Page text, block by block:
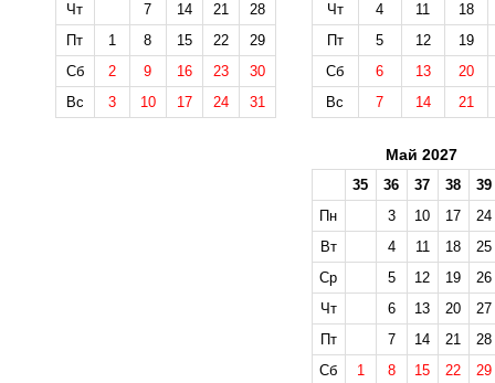
Чт
7 14 21
28
Пт
1 8 15 22
29
Сб
2 9 16 23
30
Вс
3 10 17 24 31
Чт
4 11
18
Пт
5 12
19
Сб
6 13
20
Вс
7 14 21
Май 2027
35 36 37 38
39
Пн
3 10 17
24
Вт
4 11 18
25
Ср
5 12 19
26
Чт
6 13 20
27
Пт
7 14 21
28
Сб
1 8 15 22
29